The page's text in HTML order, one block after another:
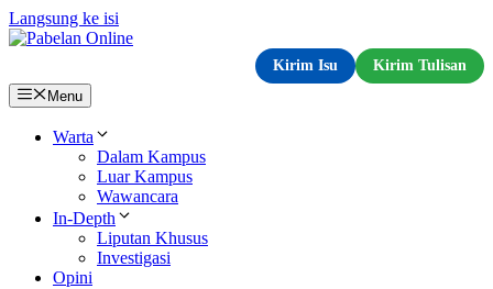
Langsung ke isi
Kirim Isu
Kirim Tulisan
Menu
Warta
Dalam Kampus
Luar Kampus
Wawancara
In-Depth
Liputan Khusus
Investigasi
Opini